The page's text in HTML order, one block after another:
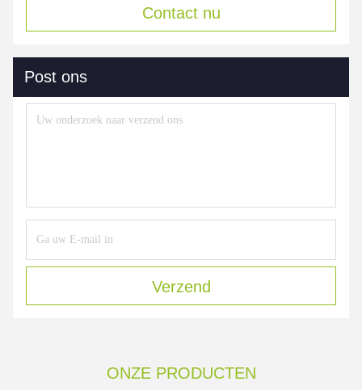
Contact nu
Post ons
Verzend
ONZE PRODUCTEN